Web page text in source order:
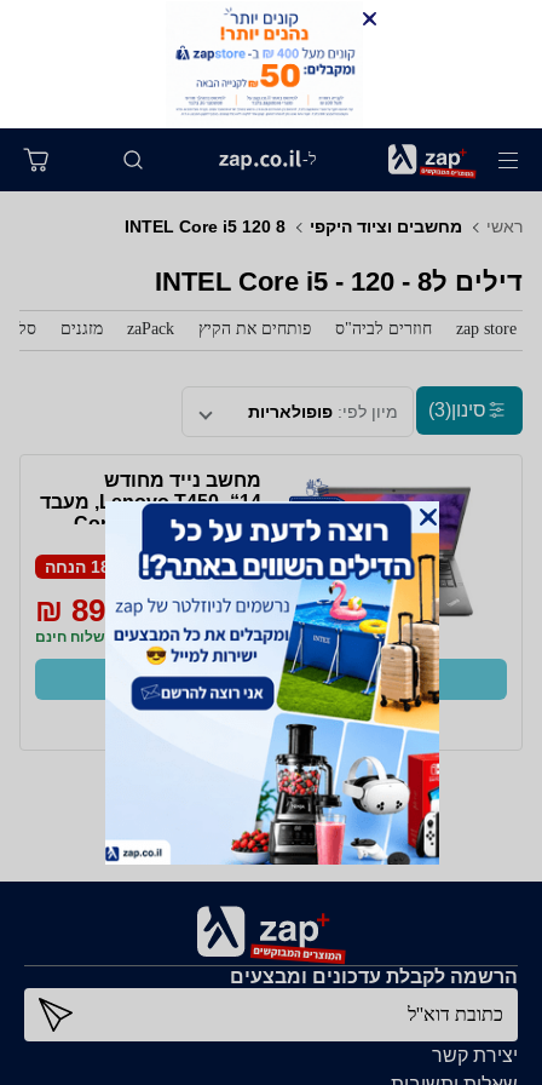
ל-
ראשי מחשבים וציוד היקפי INTEL Core i5 120 8
דילים לINTEL Core i5 - 120 - 8
zap store חוזרים לביה"ס פותחים את הקיץ zaPack מזגנים
סינון(3) מיון לפי: פופולאריות
מחשב נייד מחודש
Lenovo T450 -“14, מעבד
Core i5, SSD 120GB,
8GB
18% הנחה
1,099 ₪
899 ₪
משלוח חינם
קנו עכשיו
ב- מחשבת+
יצירת קשר
הרשמה לקבלת עדכונים ומבצעים
כתובת דוא''ל